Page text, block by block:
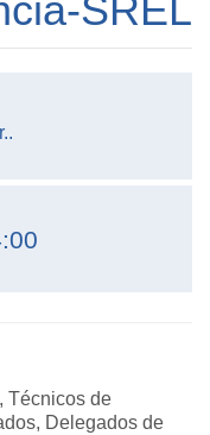
SREL
Técnicos de
Delegados de